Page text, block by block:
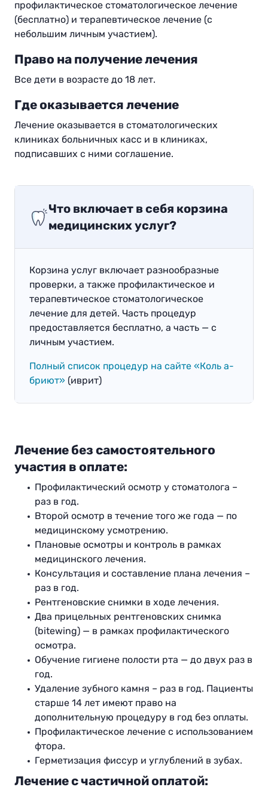
профилактическое стоматологическое лечение
(бесплатно) и терапевтическое лечение (с
небольшим личным участием).
Право на получение лечения
Все дети в возрасте до 18 лет.
Где оказывается лечение
Лечение оказывается в стоматологических
клиниках больничных касс и в клиниках,
подписавших с ними соглашение.
Что включает в себя корзина
медицинских услуг?
Корзина услуг включает разнообразные
проверки, а также профилактическое и
терапевтическое стоматологическое
лечение для детей. Часть процедур
предоставляется бесплатно, а часть — с
личным участием.
Полный список процедур на сайте «Коль а-
бриют» (иврит)
Лечение без самостоятельного
участия в оплатe:
Профилактический осмотр у стоматолога –
раз в год.
Второй осмотр в течение того же года — по
медицинскому усмотрению.
Плановые осмотры и контроль в рамках
медицинского лечения.
Консультация и составление плана лечения –
раз в год.
Рентгеновские снимки в ходе лечения.
Два прицельных рентгеновских снимка
(bitewing) — в рамках профилактического
осмотра.
Обучение гигиене полости рта — до двух раз в
год.
Удаление зубного камня – раз в год. Пациенты
старше 14 лет имеют право на
дополнительную процедуру в год без оплаты.
Профилактическое лечение с использованием
фтора.
Герметизация фиссур и углублений в зубах.
Лечение с частичной оплатой: